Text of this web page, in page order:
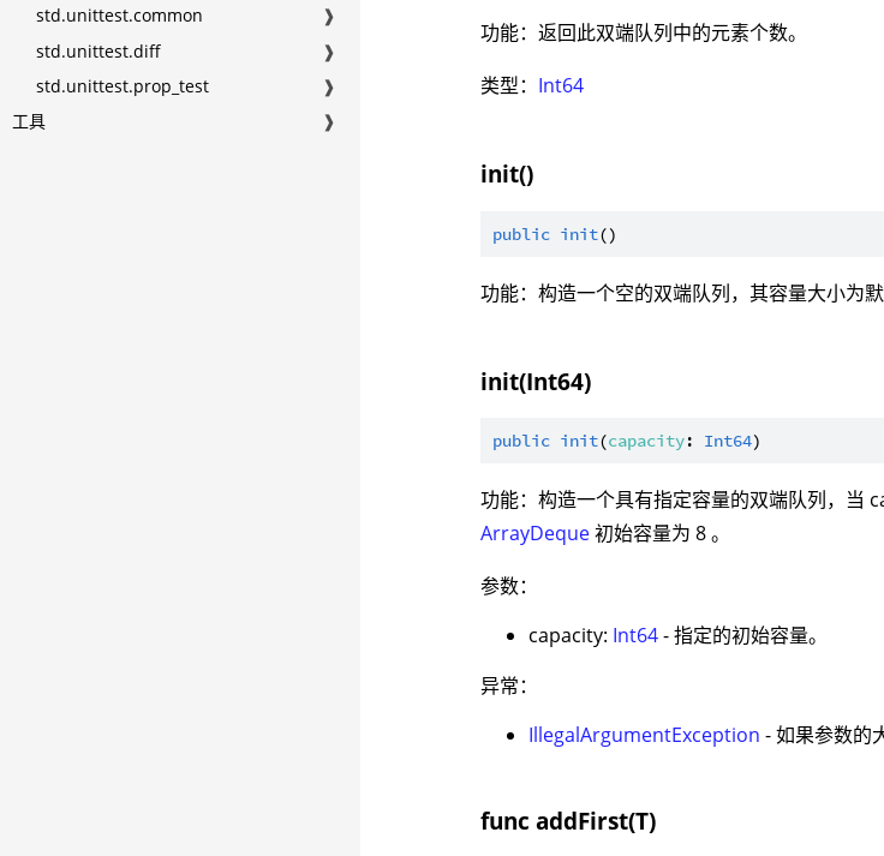
std.unittest.common
❱
std.unittest.diff
❱
std.unittest.prop_test
❱
工具
❱
功能：返回此双端队列中的元素个数。
类型： Int64
init()
public init
功能：构造一个空的双端队列，其容量大小为默
init(Int64)
public init(capacity: Int64
功能：构造一个具有指定容量的双端队列，当
ArrayDeque初始容量为 8 。
参数：
capacity: Int64- 指定的初始容量。
异常：
IllegalArgumentException - 如果参数的
func addFirst(T)